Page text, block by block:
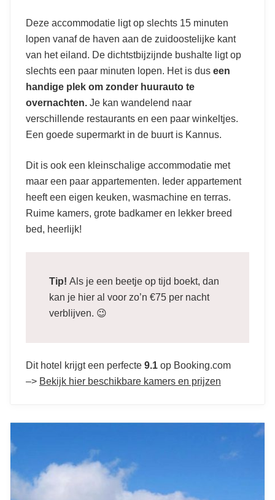
Deze accommodatie ligt op slechts 15 minuten
lopen vanaf de haven aan de zuidoostelijke kant
van het eiland. De dichtstbijzijnde bushalte ligt op
slechts een paar minuten lopen. Het is dus een
handige plek om zonder huurauto te
overnachten. Je kan wandelend naar
verschillende restaurants en een paar winkeltjes.
Een goede supermarkt in de buurt is Kannus.
Dit is ook een kleinschalige accommodatie met
maar een paar appartementen. Ieder appartement
heeft een eigen keuken, wasmachine en terras.
Ruime kamers, grote badkamer en lekker breed
bed, heerlijk!
Tip! Als je een beetje op tijd boekt, dan
kan je hier al voor zo’n €75 per nacht
verblijven. 😉
Dit hotel krijgt een perfecte 9.1 op Booking.com
–> Bekijk hier beschikbare kamers en prijzen